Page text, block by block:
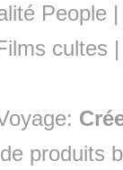
People
cultes
produits